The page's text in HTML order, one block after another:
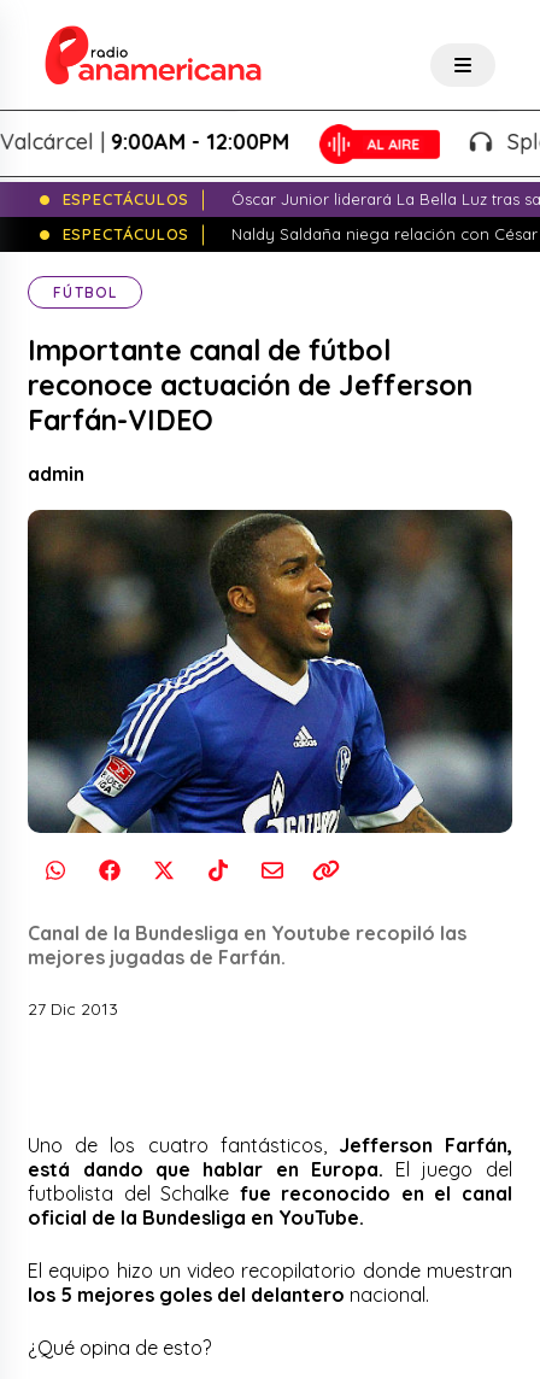
|9:00AM - 12:00PM
ESPECTÁCULOS
Óscar Junior liderará La Bella Luz tras
ESPECTÁCULOS
Naldy Saldaña niega relación con
FÚTBOL
Importante canal de fútbol
reconoce actuación de Jefferson
Farfán-VIDEO
admin
Canal de la Bundesliga en Youtube recopiló las
mejores jugadas de Farfán.
27 Dic 2013
Uno de los cuatro fantásticos,Jefferson Farfán,
está dando que hablar en Europa. El juego del
futbolista del Schalke fue reconocido en el canal
oficial de la Bundesliga en YouTube.
El equipo hizo un video recopilatorio donde muestran
los 5 mejores goles del delantero nacional.
¿Qué opina de esto?